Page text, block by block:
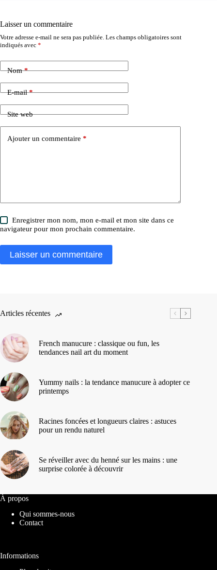
Laisser un commentaire
Votre adresse e-mail ne sera pas publiée. Les champs obligatoires sont
indiqués avec *
Nom*
E-mail*
Site web
Ajouter un commentaire *
Enregistrer mon nom, mon e-mail et mon site dans ce
navigateur pour mon prochain commentaire.
Laisser un commentaire
Articles récentes
French manucure : classique ou fun, les
tendances nail art du moment
Yummy nails : la tendance manucure à adopter ce
printemps
Racines foncées et longueurs claires : astuces
pour un rendu naturel
Se réveiller avec du henné sur les mains : une
surprise colorée à découvrir
À propos
Qui sommes-nous
Contact
Informations